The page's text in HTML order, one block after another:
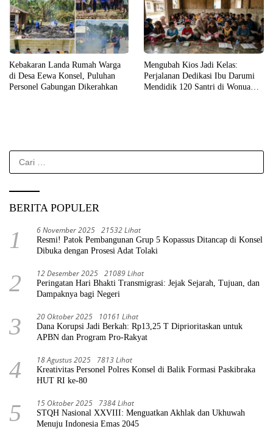
Kebakaran Landa Rumah Warga
di Desa Eewa Konsel, Puluhan
Personel Gabungan Dikerahkan
Mengubah Kios Jadi Kelas:
Perjalanan Dedikasi Ibu Darumi
Mendidik 120 Santri di Wonua
Cari
untuk:
BERITA POPULER
1 6 November 2025 21532 Lihat
Resmi! Patok Pembangunan Grup 5 Kopassus Ditancap di Konsel
Dibuka dengan Prosesi Adat Tolaki
2 12 Desember 2025 21089 Lihat
Peringatan Hari Bhakti Transmigrasi: Jejak Sejarah, Tujuan, dan
Dampaknya bagi Negeri
3 20 Oktober 2025 10161 Lihat
Dana Korupsi Jadi Berkah: Rp13,25 T Diprioritaskan untuk
APBN dan Program Pro-Rakyat
4 18 Agustus 2025 7813 Lihat
Kreativitas Personel Polres Konsel di Balik Formasi Paskibraka
HUT RI ke-80
5 15 Oktober 2025 7384 Lihat
STQH Nasional XXVIII: Menguatkan Akhlak dan Ukhuwah
Menuju Indonesia Emas 2045